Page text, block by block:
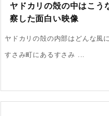
ヤドカリの殻の中はこう
察した面白い映像
ヤドカリの殻の内部はどんな風
すさみ町にあるすさみ ...